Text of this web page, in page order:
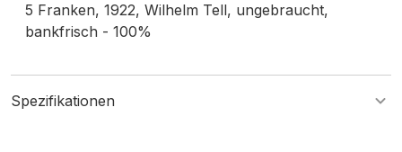
5 Franken, 1922, Wilhelm Tell, ungebraucht,
bankfrisch - 100%
Spezifikationen